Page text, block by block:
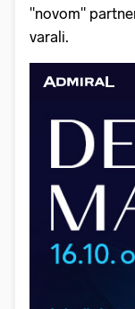
"novom"
varali.